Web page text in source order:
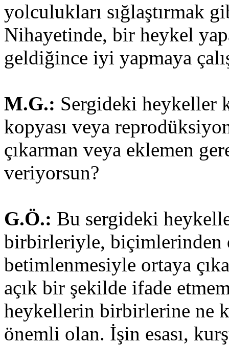
yolculukları sığlaştırmak
Nihayetinde, bir heykel
geldiğince iyi yapmaya
M.G.: Sergideki heykeller
kopyası veya
çıkarman veya eklemen
veriyorsun?
G.Ö.: Bu sergideki
birbirleriyle, biçimlerinden
betimlenmesiyle ortaya
açık bir şekilde ifade
heykellerin birbirlerine ne
önemli olan. İşin esası,